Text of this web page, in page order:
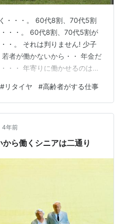
・・・。 60代8割、70代5割
・・。 60代8割、70代5割が
・。 それは判りません! 少子
者が働かないから・・ 年金だ
・・ 年寄りに働かせるのは国
思います。 ひとそれぞれだか
く理由なんかどうでもい
ない 【年寄りに働かせるのは
国を動かしているのは? 国会
ぶん? その人を国会議員に仕立
#リタイヤ #高齢者がする仕事
4年前
ら働くシニアは二通り